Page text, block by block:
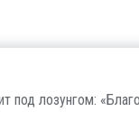
под лозунгом: